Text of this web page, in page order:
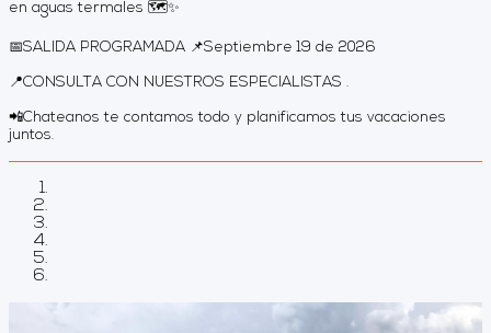
en aguas termales 🗺️✨
📅SALIDA PROGRAMADA 📌Septiembre 19 de 2026
📍CONSULTA CON NUESTROS ESPECIALISTAS .
📲Chateanos te contamos todo y planificamos tus vacaciones
juntos.